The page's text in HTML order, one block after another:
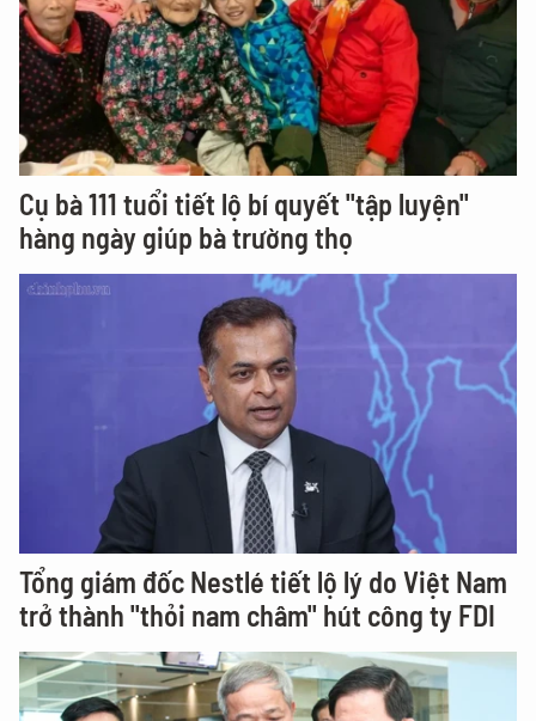
Cụ bà 111 tuổi tiết lộ bí quyết "tập luyện"
hàng ngày giúp bà trường thọ
Tổng giám đốc Nestlé tiết lộ lý do Việt Nam
trở thành "thỏi nam châm" hút công ty FDI